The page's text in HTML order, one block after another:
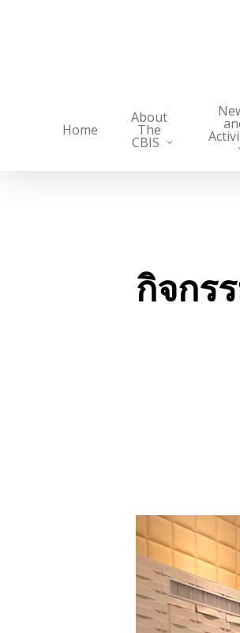
Home
About
The
CBIS
กิจกร